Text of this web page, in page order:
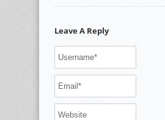
Leave A Reply